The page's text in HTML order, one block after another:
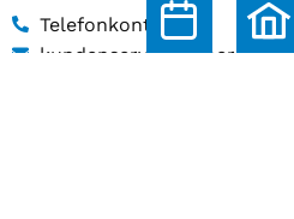
Telefonkontakt